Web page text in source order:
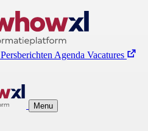
Persberichten Agenda Vacatures
Menu